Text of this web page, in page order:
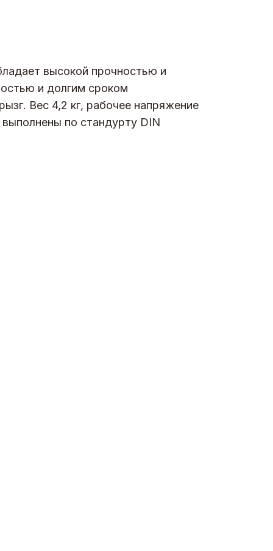
высокой прочностью и
и долгим сроком
Вес 4,2 кг, рабочее напряжение
по стандурту DIN